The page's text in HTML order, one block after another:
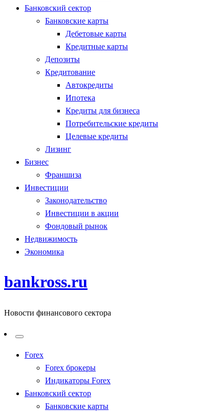
Банковский сектор
Банковские карты
Дебетовые карты
Кредитные карты
Депозиты
Кредитование
Автокредиты
Ипотека
Кредиты для бизнеса
Потребительские кредиты
Целевые кредиты
Лизинг
Бизнес
Франшиза
Инвестиции
Законодательство
Инвестиции в акции
Фондовый рынок
Недвижимость
Экономика
bankross.ru
Новости финансового сектора
Forex
Forex брокеры
Индикаторы Forex
Банковский сектор
Банковские карты